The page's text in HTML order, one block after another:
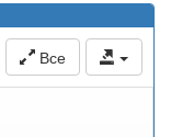
Все